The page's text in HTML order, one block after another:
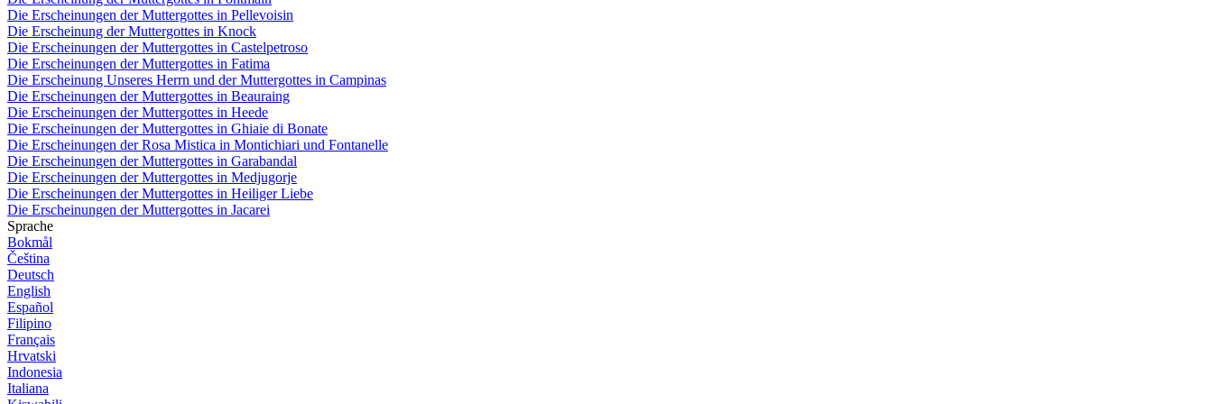
Die Erscheinungen der Muttergottes in Pellevoisin
Die Erscheinung der Muttergottes in Knock
Die Erscheinungen der Muttergottes in Castelpetroso
Die Erscheinungen der Muttergottes in Fatima
Die Erscheinung Unseres Herrn und der Muttergottes in Campinas
Die Erscheinungen der Muttergottes in Beauraing
Die Erscheinungen der Muttergottes in Heede
Die Erscheinungen der Muttergottes in Ghiaie di Bonate
Die Erscheinungen der Rosa Mistica in Montichiari und Fontanelle
Die Erscheinungen der Muttergottes in Garabandal
Die Erscheinungen der Muttergottes in Medjugorje
Die Erscheinungen der Muttergottes in Heiliger Liebe
Die Erscheinungen der Muttergottes in Jacarei
Sprache
Bokmål
Čeština
Deutsch
English
Español
Filipino
Français
Hrvatski
Indonesia
Italiana